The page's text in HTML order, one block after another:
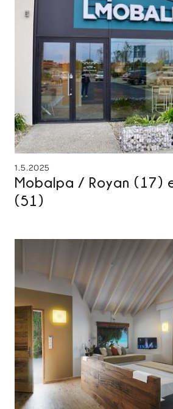
1.5.2025
Mobalpa / Royan (17)
(51)